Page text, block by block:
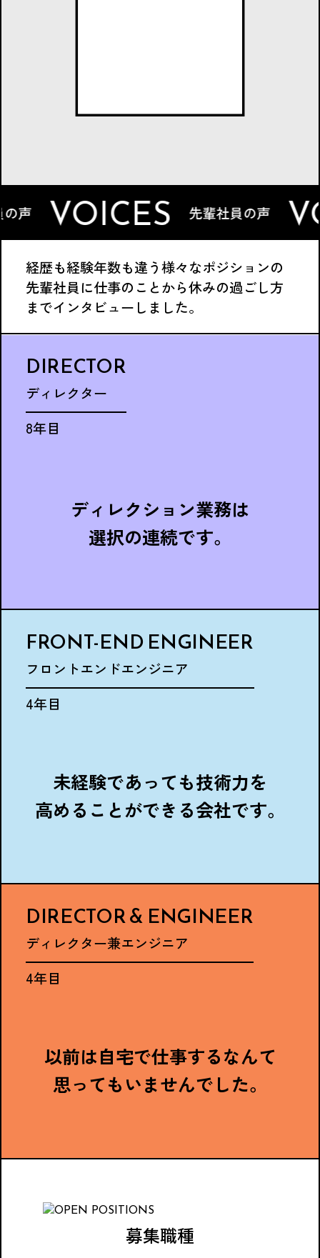
先輩社員の声
経歴も経験年数も違う様々なポジションの
先輩社員に仕事のことから休みの過ごし方
までインタビューしました。
DIRECTOR
ディレクター
8年目
ディレクション業務は
選択の連続です。
FRONT-END ENGINEER
フロントエンドエンジニア
4年目
未経験であっても技術力を
高めることができる会社です。
DIRECTOR & ENGINEER
ディレクター兼エンジニア
4年目
以前は自宅で仕事するなんて
思ってもいませんでした。
募集職種